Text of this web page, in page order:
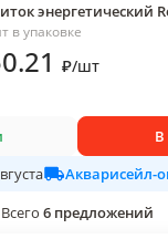
энергетический
в упаковке
.21 ₽/шт
В
Акварисейл-
Всего 6 предложений